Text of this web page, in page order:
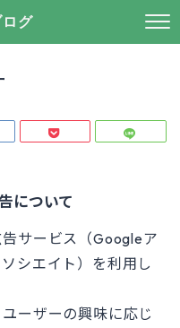
グ
について
サービス（Googleア
シエイト）を利用し
ーザーの興味に応じ